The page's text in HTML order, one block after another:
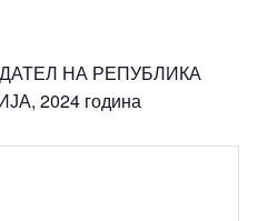
НА РЕПУБЛИКА
2024 година